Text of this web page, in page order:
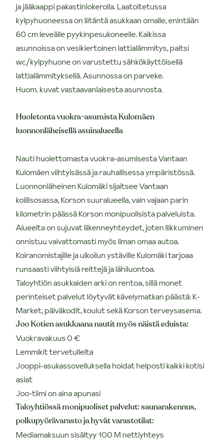
ja jääkaappi pakastinlokerolla. Laatoitetussa
kylpyhuoneessa on liitäntä asukkaan omalle, enintään
60 cm leveälle pyykinpesukoneelle. Kaikissa
asunnoissa on vesikiertoinen lattialämmitys, paitsi
wc/kylpyhuone on varustettu sähkökäyttöisellä
lattialämmityksellä. Asunnossa on parveke.
Huom. kuvat vastaavanlaisesta asunnosta.
Huoletonta vuokra-asumista Kulomäen
luonnonläheisellä asuinalueella
Nauti huolettomasta vuokra-asumisesta Vantaan
Kulomäen viihtyisässä ja rauhallisessa ympäristössä.
Luonnonläheinen Kulomäki sijaitsee Vantaan
koillisosassa, Korson suuralueella, vain vajaan parin
kilometrin päässä Korson monipuolisista palveluista.
Alueelta on sujuvat liikenneyhteydet, joten liikkuminen
onnistuu vaivattomasti myös ilman omaa autoa.
Koiranomistajille ja ulkoilun ystäville Kulomäki tarjoaa
runsaasti viihtyisiä reittejä ja lähiluontoa.
Taloyhtiön asukkaiden arki on rentoa, sillä monet
perinteiset palvelut löytyvät kävelymatkan päästä: K-
Market, päiväkodit, koulut sekä Korson terveysasema.
Joo Kotien asukkaana nautit myös näistä eduista:
Vuokravakuus 0 €
Lemmikit tervetulleita
Jooppi-asukassovelluksella hoidat helposti kaikki kotisi
asiat
Joo-tiimi on aina apunasi
Taloyhtiössä monipuoliset palvelut: saunarakennus,
polkupyörävarasto ja hyvät varastotilat:
Mediamaksuun sisältyy 100 M nettiyhteys